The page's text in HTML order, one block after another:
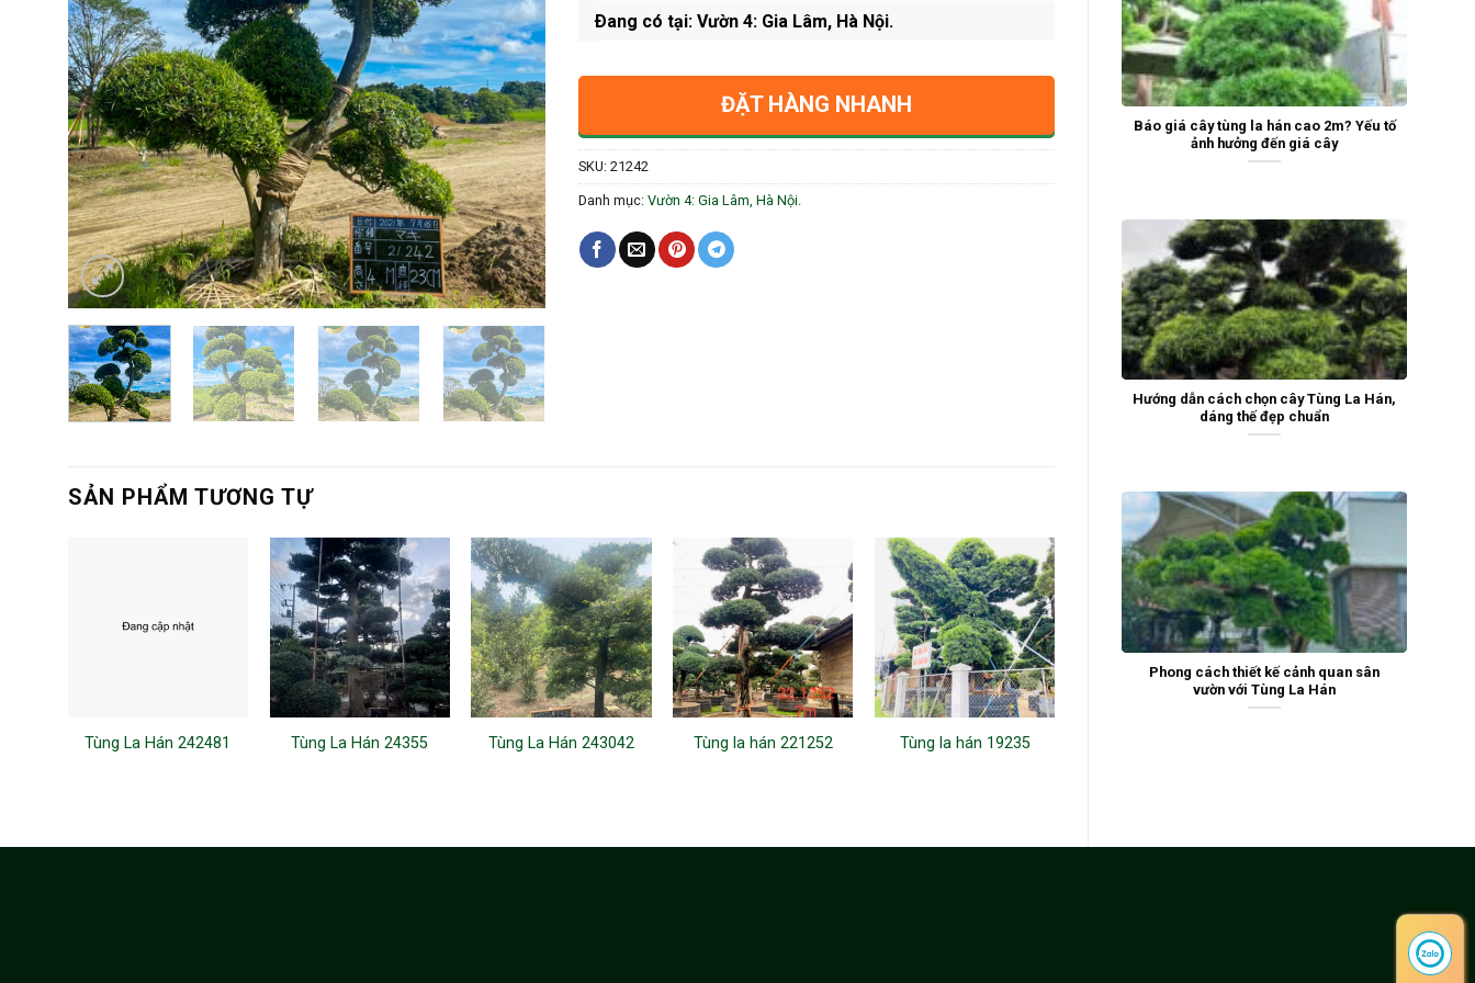
Báo giá cây tùng la hán cao 2m? Yếu tố
ảnh hưởng đến giá cây
Hướng dẫn cách chọn cây Tùng La Hán,
dáng thế đẹp chuẩn
Phong cách thiết kế cảnh quan sân
vườn với Tùng La Hán
Ðang có tại: Vườn 4: Gia Lâm, Hà Nội.
ĐẶT HÀNG NHANH
SKU: 21242
Danh mục: Vườn 4: Gia Lâm, Hà Nội.
SẢN PHẨM TƯƠNG TỰ
Tùng La Hán 242481 Tùng La Hán 24355 Tùng La Hán 243042 Tùng la hán 221252 Tùng la hán 19235